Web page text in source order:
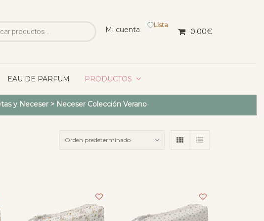
Mi cuenta
Lista
0.00€
EAU DE PARFUM PRODUCTOS
y Neceser> Neceser Colección Verano